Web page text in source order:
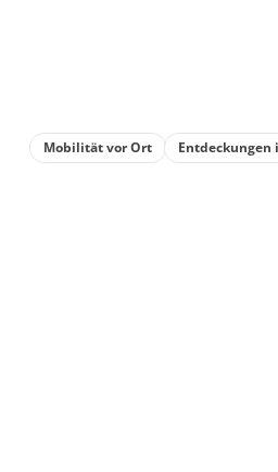
Mobilität vor Ort Entdeckungen